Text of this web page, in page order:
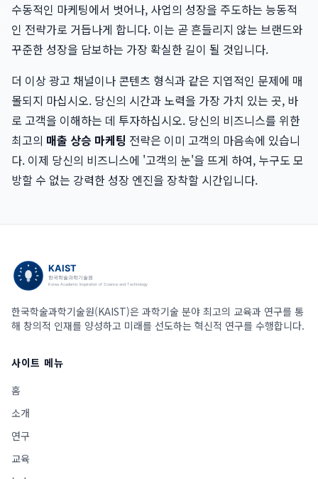
수동적인 마케팅에서 벗어나, 사업의 성장을 주도하는 능동적
인 전략가로 거듭나게 합니다. 이는 곧 흔들리지 않는 브랜드와
꾸준한 성장을 담보하는 가장 확실한 길이 될 것입니다.
더 이상 광고 채널이나 콘텐츠 형식과 같은 지엽적인 문제에 매
몰되지 마십시오. 당신의 시간과 노력을 가장 가치 있는 곳, 바
로 고객을 이해하는 데 투자하십시오. 당신의 비즈니스를 위한
최고의 매출 상승 마케팅 전략은 이미 고객의 마음속에 있습니
다. 이제 당신의 비즈니스에 '고객의 눈'을 뜨게 하여, 누구도 모
방할 수 없는 강력한 성장 엔진을 장착할 시간입니다.
한국학술과학기술원(KAIST)은 과학기술 분야 최고의 교육과 연구를 통
해 창의적 인재를 양성하고 미래를 선도하는 혁신적 연구를 수행합니다.
사이트 메뉴
홈
소개
연구
교육